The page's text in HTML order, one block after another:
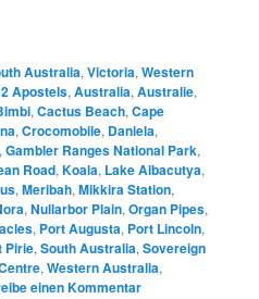
Australia,Victoria,Western
Apostels,Australia,Australie,
,Cactus Beach,Cape
,Crocomobile, Daniela,
,Gambler Ranges National Park,
Road,Koala, Lake Albacutya,
,Meribah,Mikkira Station,
,Nullarbor Plain,Organ Pipes,
, Port Augusta, Port Lincoln,
Pirie,South Australia,Sovereign
,Western Australia,
einen Kommentar